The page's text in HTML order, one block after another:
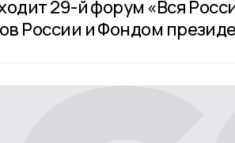
29-й форум «Вся
России и Фондом